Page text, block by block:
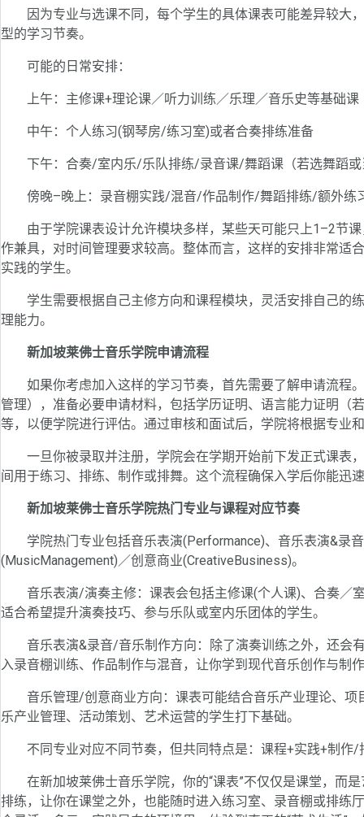
因为专业与选课不同，每个学生的具体课表可能差异较大
型的学习节奏。
可能的日常安排：
上午：主修课+理论课／听力训练／乐理／音乐史等基础课
中午：个人练习(钢琴房/练习室)或者合奏排练准备
下午：合奏/室内乐/乐队排练/录音课/舞蹈课（若选舞蹈或
傍晚–晚上：录音棚实践/混音/作品制作/舞蹈排练/额外练
由于学院课表设计允许模块多样，某些天可能只上1–2节课
作兼具，对时间管理要求较高。整体而言，这样的安排非常适
实践的学生。
学生需要根据自己主修方向和课程模块，灵活安排自己的
理能力。
新加坡莱佛士音乐学院申请流程
如果你考虑加入这样的学习节奏，首先需要了解申请流程
管理），准备必要申请材料，包括学历证明、语言能力证明（
等，以便学院进行评估。通过审核和面试后，学院将根据专业
一旦你被录取并注册，学院会在学期开始前下发正式课表
间用于练习、排练、制作或排舞。这个流程确保入学后你能迅
新加坡莱佛士音乐学院热门专业与课程对应节奏
学院热门专业包括音乐表演(Performance)、音乐表演&录音
(MusicManagement)／创意商业(CreativeBusiness)。
音乐表演/演奏主修：课表会包括主修课(个人课)、合奏／
适合希望提升演奏技巧、参与乐队或室内乐团体的学生。
音乐表演&录音/音乐制作方向：除了演奏训练之外，还会
入录音棚训练、作品制作与混音，让你学到现代音乐创作与制
音乐管理/创意商业方向：课表可能结合音乐产业理论、项
乐产业管理、活动策划、艺术运营的学生打下基础。
不同专业对应不同节奏，但共同特点是：课程+实践+制作/
在新加坡莱佛士音乐学院，你的“课表”不仅仅是课堂，而
排练，让你在课堂之外，也能随时进入练习室、录音棚或排练